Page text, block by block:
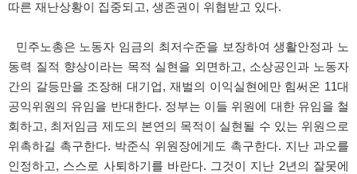
따른 재난상황이 집중되고, 생존권이 위협받고 있다.
민주노총은 노동자 임금의 최저수준을 보장하여 생활안정과 노
동력 질적 향상이라는 목적 실현을 외면하고, 소상공인과 노동자
간의 갈등만을 조장해 대기업, 재벌의 이익실현에만 힘써온 11대
공익위원의 유임을 반대한다. 정부는 이들 위원에 대한 유임을 철
회하고, 최저임금 제도의 본연의 목적이 실현될 수 있는 위원으로
위촉하길 촉구한다. 박준식 위원장에게도 촉구한다. 지난 과오를
인정하고, 스스로 사퇴하기를 바란다. 그것이 지난 2년의 잘못에